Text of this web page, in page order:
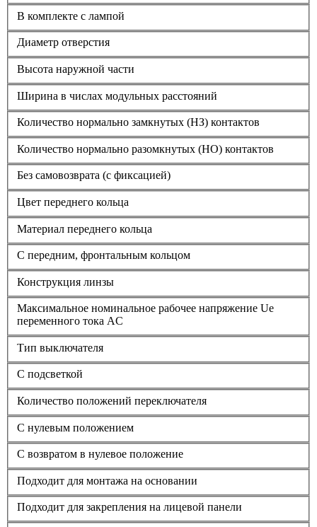
В комплекте с лампой
Диаметр отверстия
Высота наружной части
Ширина в числах модульных расстояний
Количество нормально замкнутых (НЗ) контактов
Количество нормально разомкнутых (НО) контактов
Без самовозврата (с фиксацией)
Цвет переднего кольца
Материал переднего кольца
С передним, фронтальным кольцом
Конструкция линзы
Максимальное номинальное рабочее напряжение Ue
переменного тока AC
Тип выключателя
С подсветкой
Количество положений переключателя
С нулевым положением
С возвратом в нулевое положение
Подходит для монтажа на основании
Подходит для закрепления на лицевой панели